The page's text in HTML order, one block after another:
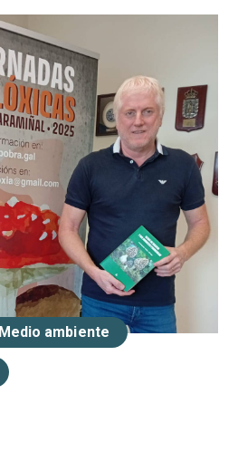
Medio ambiente